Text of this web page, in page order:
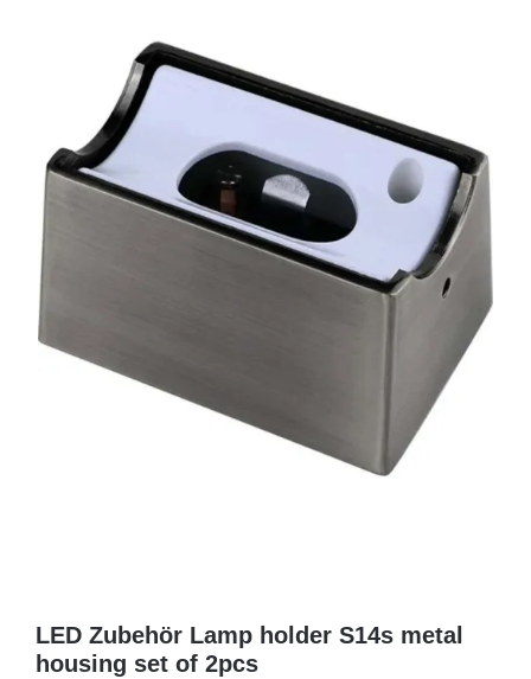
LED Zubehör Lamp holder S14s metal
housing set of 2pcs